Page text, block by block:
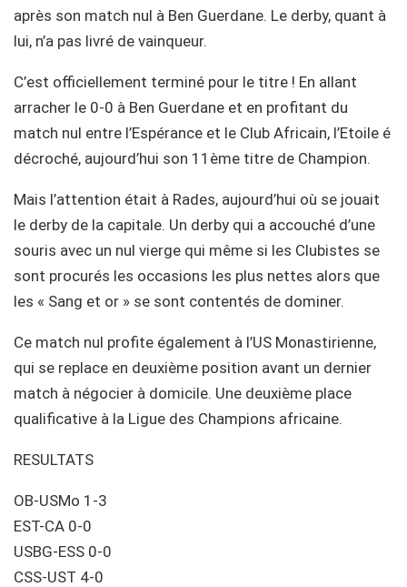
après son match nul à Ben Guerdane. Le derby, quant à
lui, n’a pas livré de vainqueur.
C’est officiellement terminé pour le titre ! En allant
arracher le 0-0 à Ben Guerdane et en profitant du
match nul entre l’Espérance et le Club Africain, l’Etoile é
décroché, aujourd’hui son 11ème titre de Champion.
Mais l’attention était à Rades, aujourd’hui où se jouait
le derby de la capitale. Un derby qui a accouché d’une
souris avec un nul vierge qui même si les Clubistes se
sont procurés les occasions les plus nettes alors que
les « Sang et or » se sont contentés de dominer.
Ce match nul profite également à l’US Monastirienne,
qui se replace en deuxième position avant un dernier
match à négocier à domicile. Une deuxième place
qualificative à la Ligue des Champions africaine.
RESULTATS
OB-USMo 1-3
EST-CA 0-0
USBG-ESS 0-0
CSS-UST 4-0